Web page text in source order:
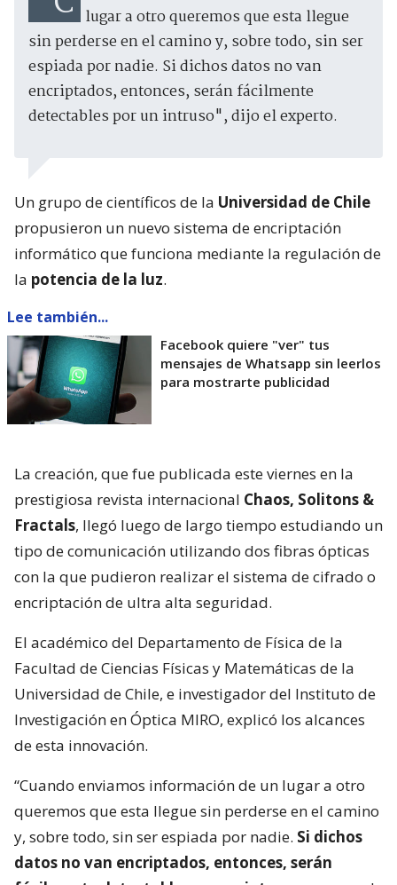
lugar a otro queremos que esta llegue
sin perderse en el camino y, sobre todo, sin ser
espiada por nadie. Si dichos datos no van
encriptados, entonces, serán fácilmente
detectables por un intruso", dijo el experto.
Un grupo de científicos de la Universidad de Chile
propusieron un nuevo sistema de encriptación
informático que funciona mediante la regulación de
la potencia de la luz.
Lee también...
Facebook quiere "ver" tus
mensajes de Whatsapp sin leerlos
para mostrarte publicidad
La creación, que fue publicada este viernes en la
prestigiosa revista internacional Chaos, Solitons &
Fractals, llegó luego de largo tiempo estudiando un
tipo de comunicación utilizando dos fibras ópticas
con la que pudieron realizar el sistema de cifrado o
encriptación de ultra alta seguridad.
El académico del Departamento de Física de la
Facultad de Ciencias Físicas y Matemáticas de la
Universidad de Chile, e investigador del Instituto de
Investigación en Óptica MIRO, explicó los alcances
de esta innovación.
“Cuando enviamos información de un lugar a otro
queremos que esta llegue sin perderse en el camino
y, sobre todo, sin ser espiada por nadie. Si dichos
datos no van encriptados, entonces, serán